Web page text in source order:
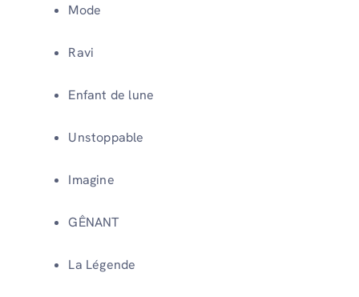
Mode
Ravi
Enfant de lune
Unstoppable
Imagine
GÊNANT
La Légende